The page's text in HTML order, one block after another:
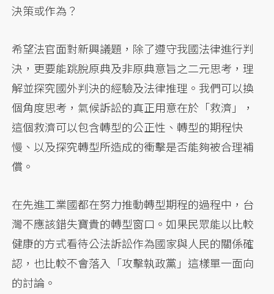
決策或作為？
希望法官面對新興議題，除了遵守我國法律進行判
決，更要能跳脫原典及非原典意旨之二元思考，理
解並探究國外判決的經驗及法律推理。我們可以換
個角度思考，氣候訴訟的真正用意在於「救濟」，
這個救濟可以包含轉型的公正性、轉型的期程快
慢、以及探究轉型所造成的衝擊是否能夠被合理補
償。
在先進工業國都在努力推動轉型期程的過程中，台
灣不應該錯失寶貴的轉型窗口。如果民眾能以比較
健康的方式看待公法訴訟作為國家與人民的關係確
認，也比較不會落入「攻擊執政黨」這樣單一面向
的討論。